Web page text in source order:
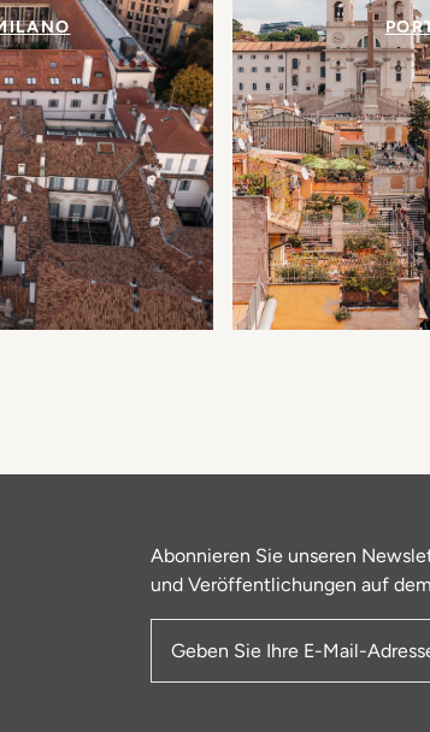
Abonnieren Sie unseren
und Veröffentlichungen auf
E-Mail-Adresse